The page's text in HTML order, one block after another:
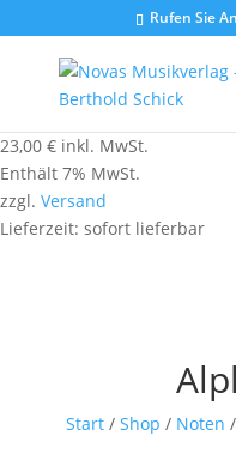
Rufen Sie
23,00 € inkl. MwSt.
Enthält 7% MwSt.
zzgl. Versand
Lieferzeit: sofort lieferbar
Start/ Shop / Noten /